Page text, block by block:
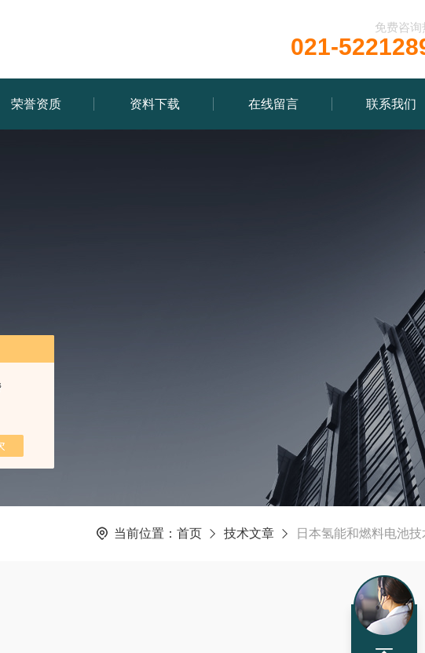
免费咨询
021-
荣誉资质 资料下载 在线留言 联系我们
当前位置： 首页 技术文章 日本氢能和燃料电池